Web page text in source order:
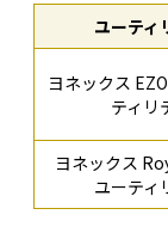
ユーティ
ヨネックス
ティリ
ヨネックス
ユーティ